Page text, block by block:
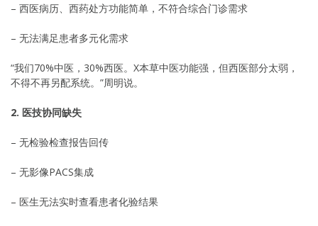
– 西医病历、西药处方功能简单，不符合综合门诊需求
– 无法满足患者多元化需求
“我们70%中医，30%西医。X本草中医功能强，但西医部分太弱，
不得不再另配系统。”周明说。
2. 医技协同缺失
– 无检验检查报告回传
– 无影像PACS集成
– 医生无法实时查看患者化验结果